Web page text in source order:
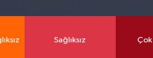
Sağlıksız Çok